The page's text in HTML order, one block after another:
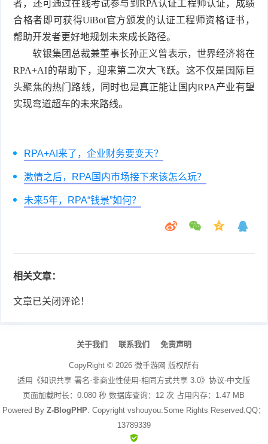
者，还可通过在线考试参与到RPA认证工程师认证，成绩
合格者即可获得UiBot官方颁发的认证工程师资格证书，
帮助开发者更好地规划未来成长路径。
软银集团总裁兼董事长孙正义曾表示，世界经济将在
RPA+AI的帮助下，迎来第二次大飞跃。这不仅是国际巨
头聚焦的热门路线，同时也是真正能让国内RPA产业有望
实现弯道超车的未来路线。
RPA+AI来了，企业财务要变天？
激情之后，RPA国内市场接下来该怎么玩？
未来5年，RPA“钱景”如何？
相关文章：
文章已关闭评论！
关于我们 联系我们 免责声明
CopyRight © 2026 微手游网 版权所有
适用《知识共享 署名-非商业性使用-相同方式共享 3.0》协议-中文版
页面加载时长：0.080 秒 数据库查询：12 次 占用内存：1.47 MB
Powered By Z-BlogPHP. Copyright vshouyou.Some Rights Reserved.QQ：
13789339